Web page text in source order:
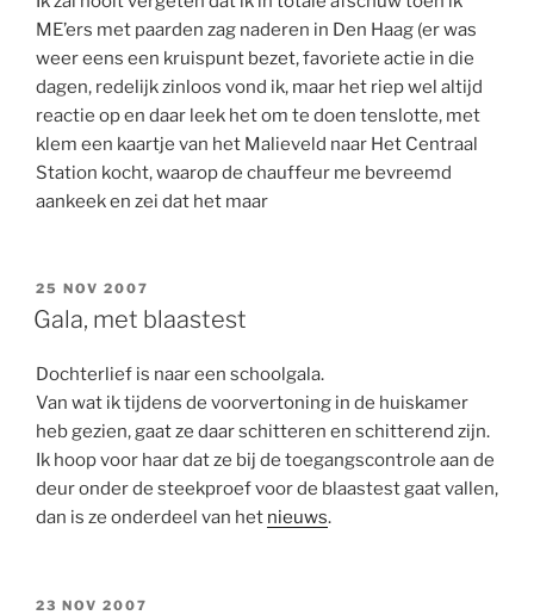
ME’ers met paarden zag naderen in Den Haag (er was
weer eens een kruispunt bezet, favoriete actie in die
dagen, redelijk zinloos vond ik, maar het riep wel altijd
reactie op en daar leek het om te doen tenslotte, met
klem een kaartje van het Malieveld naar Het Centraal
Station kocht, waarop de chauffeur me bevreemd
aankeek en zei dat het maar
GEPLAATST
OP
25 NOV 2007
Gala, met blaastest
Dochterlief is naar een schoolgala.
Van wat ik tijdens de voorvertoning in de huiskamer
heb gezien, gaat ze daar schitteren en schitterend zijn.
Ik hoop voor haar dat ze bij de toegangscontrole aan de
deur onder de steekproef voor de blaastest gaat vallen,
dan is ze onderdeel van het nieuws.
GEPLAATST
23 NOV 2007